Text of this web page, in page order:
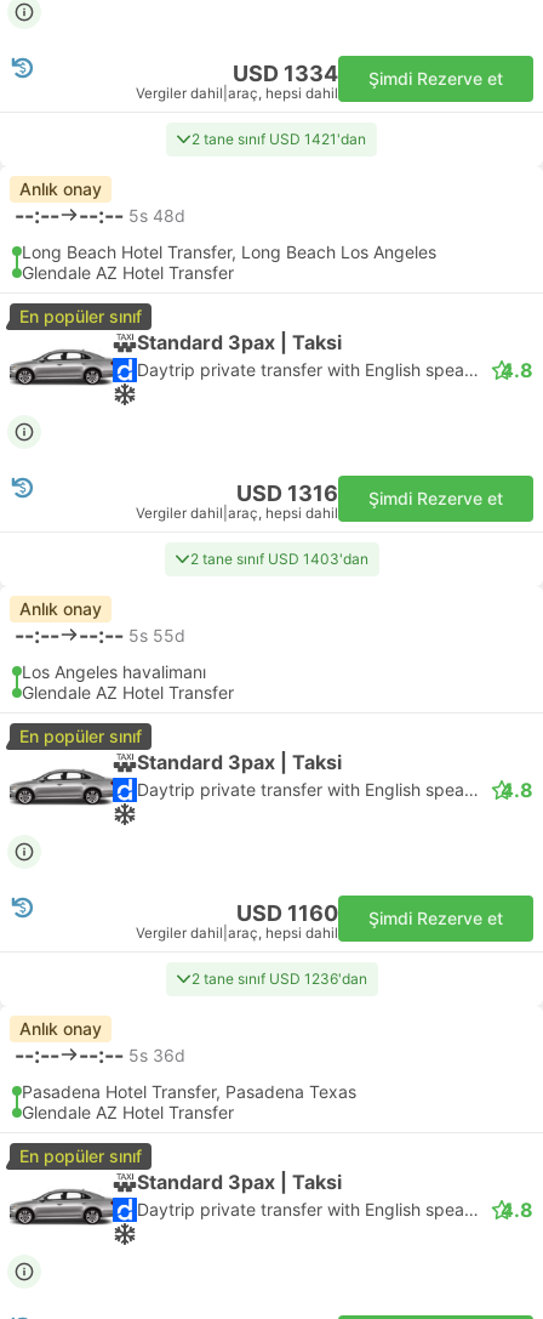
USD 1334
Vergiler dahil araç, hepsi dahil
Şimdi Rezerve et
2 tane sınıf USD 1421'dan
Anlık onay
--:-- --:-- 5s 48d
Long Beach Hotel Transfer, Long Beach Los Angeles
Glendale AZ Hotel Transfer
En popüler sınıf
Standard 3pax | Taksi
Daytrip private transfer with English speaking driver 4.8
USD 1316
Vergiler dahil araç, hepsi dahil
Şimdi Rezerve et
2 tane sınıf USD 1403'dan
Anlık onay
--:-- --:-- 5s 55d
Los Angeles havalimanı
Glendale AZ Hotel Transfer
En popüler sınıf
Standard 3pax | Taksi
Daytrip private transfer with English speaking driver 4.8
USD 1160
Vergiler dahil araç, hepsi dahil
Şimdi Rezerve et
2 tane sınıf USD 1236'dan
Anlık onay
--:-- --:-- 5s 36d
Pasadena Hotel Transfer, Pasadena Texas
Glendale AZ Hotel Transfer
En popüler sınıf
Standard 3pax | Taksi
Daytrip private transfer with English speaking driver 4.8